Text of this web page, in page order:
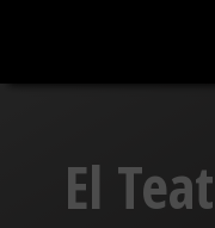
contenido
El